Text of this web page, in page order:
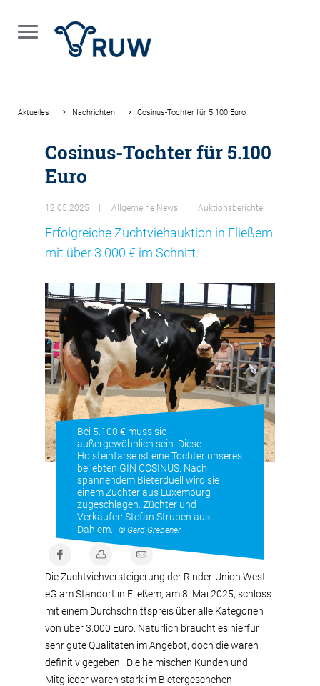
Aktuelles Nachrichten Cosinus-Tochter für 5.100 Euro
Cosinus-Tochter für 5.100
Euro
12.05.2025 Allgemeine News Auktionsberichte
Erfolgreiche Zuchtviehauktion in Fließem
mit über 3.000 € im Schnitt.
Bei 5.100 € muss sie
außergewöhnlich sein. Diese
Holsteinfärse ist eine Tochter unseres
beliebten GIN COSINUS. Nach
spannendem Bieterduell wird sie
einem Züchter aus Luxemburg
zugeschlagen. Züchter und
Verkäufer: Stefan Struben aus
Dahlem.
© Gerd Grebener
Die Zuchtviehversteigerung der Rinder-Union West
eG am Standort in Fließem, am 8. Mai 2025, schloss
mit einem Durchschnittspreis über alle Kategorien
von über 3.000 Euro. Natürlich braucht es hierfür
sehr gute Qualitäten im Angebot, doch die waren
definitiv gegeben. Die heimischen Kunden und
Mitglieder waren stark im Bietergeschehen